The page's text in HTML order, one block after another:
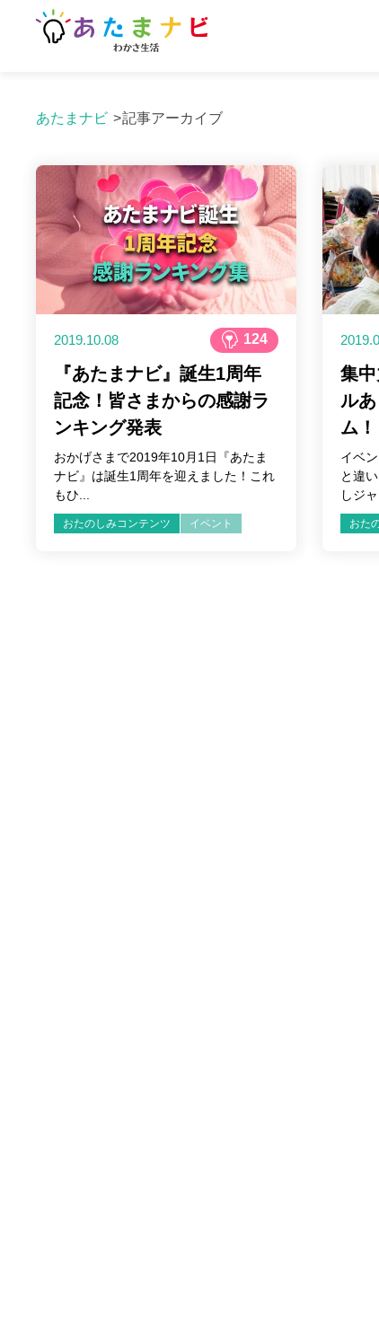
あたまナビ
記事アーカイブ
2019.10.08 124
『あたまナビ』誕生1周年
記念！皆さまからの感謝ラ
ンキング発表
おかげさまで2019年10月1日『あたま
ナビ』は誕生1周年を迎えました！これ
もひ...
おたのしみコンテンツ イベント
集
ル
ム！
イベ
と違
しジ
おた